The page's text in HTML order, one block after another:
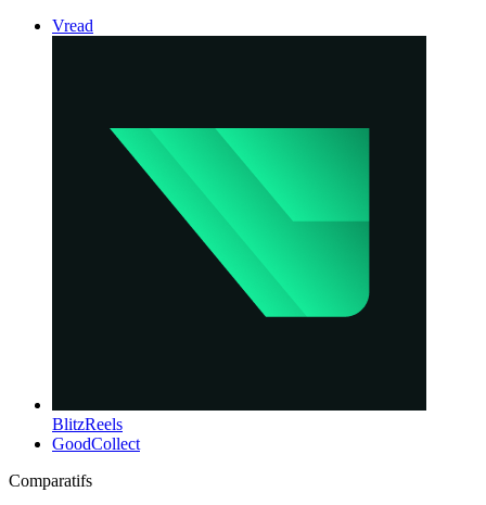
Vread
BlitzReels
GoodCollect
Comparatifs